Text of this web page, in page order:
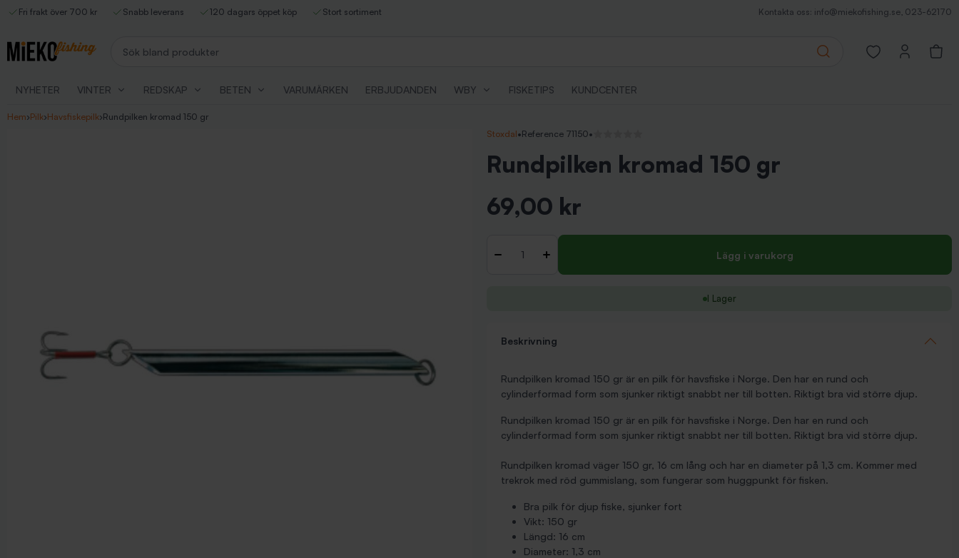
Fri frakt över 700 kr Snabb leverans 120 dagars öppet köp Stort sortiment Kontakta oss: info@miekofishing.se, 023-62170
Search
Open favorites
NYHETER VINTER REDSKAP BETEN VARUMÄRKEN ERBJUDANDEN WBY FISKETIPS KUNDCENTER
Hem›Pilk›Havsfiskepilk›Rundpilken kromad 150 gr
Stoxdal•Reference 71150•
Rundpilken kromad 150 gr
69,00 kr
- + Lägg i varukorg
I Lager
Beskrivning
Rundpilken kromad 150 gr är en pilk för havsfiske i Norge. Den har en rund och
cylinderformad form som sjunker riktigt snabbt ner till botten. Riktigt bra vid större djup.
Rundpilken kromad 150 gr är en pilk för havsfiske i Norge. Den har en rund och
cylinderformad form som sjunker riktigt snabbt ner till botten. Riktigt bra vid större djup.
Rundpilken kromad väger 150 gr, 16 cm lång och har en diameter på 1,3 cm. Kommer med
trekrok med röd gummislang, som fungerar som huggpunkt för fisken.
Bra pilk för djup fiske, sjunker fort
Vikt: 150 gr
Längd: 16 cm
Diameter: 1,3 cm